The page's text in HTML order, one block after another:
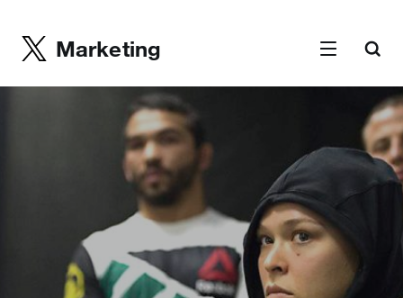
Marketing